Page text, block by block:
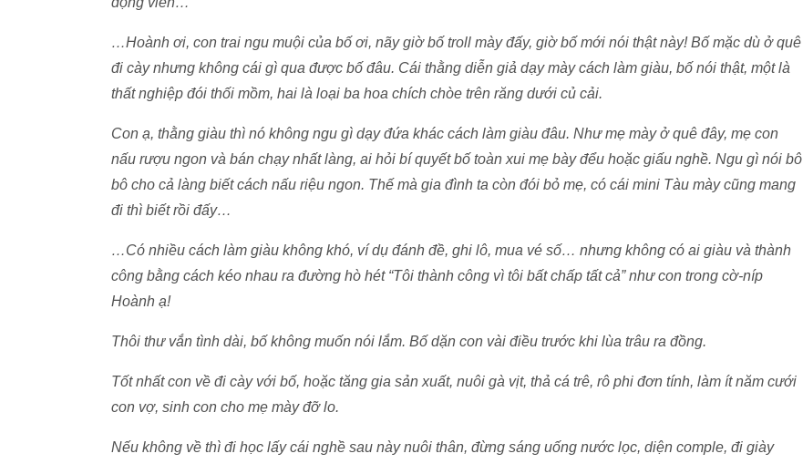
…Hoành ơi, con trai ngu muội của bố ơi, nãy giờ bố troll mày đấy, giờ bố mới nói thật này! Bố mặc dù ở quê
đi cày nhưng không cái gì qua được bố đâu. Cái thằng diễn giả dạy mày cách làm giàu, bố nói thật, một là
thất nghiệp đói thối mồm, hai là loại ba hoa chích chòe trên răng dưới củ cải.
Con ạ, thằng giàu thì nó không ngu gì dạy đứa khác cách làm giàu đâu. Như mẹ mày ở quê đây, mẹ con
nấu rượu ngon và bán chạy nhất làng, ai hỏi bí quyết bố toàn xui mẹ bày đểu hoặc giấu nghề. Ngu gì nói bô
bô cho cả làng biết cách nấu riệu ngon. Thế mà gia đình ta còn đói bỏ mẹ, có cái mini Tàu mày cũng mang
đi thì biết rồi đấy…
…Có nhiều cách làm giàu không khó, ví dụ đánh đề, ghi lô, mua vé số… nhưng không có ai giàu và thành
công bằng cách kéo nhau ra đường hò hét “Tôi thành công vì tôi bất chấp tất cả” như con trong cờ-níp
Hoành ạ!
Thôi thư vắn tình dài, bố không muốn nói lắm. Bố dặn con vài điều trước khi lùa trâu ra đồng.
Tốt nhất con về đi cày với bố, hoặc tăng gia sản xuất, nuôi gà vịt, thả cá trê, rô phi đơn tính, làm ít năm cưới
con vợ, sinh con cho mẹ mày đỡ lo.
Nếu không về thì đi học lấy cái nghề sau này nuôi thân, đừng sáng uống nước lọc, diện comple, đi giày